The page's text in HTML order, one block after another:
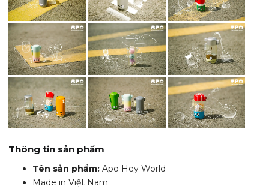
Thông tin sản phẩm
Tên sản phẩm: Apo Hey World
Made in Việt Nam